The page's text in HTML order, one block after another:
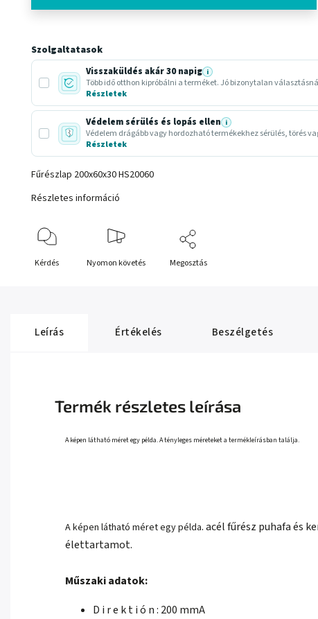
Szolgaltatasok
Visszaküldés akár 30 napig i
Több idő otthon kipróbálni a terméket. Jó bizonytalan
Részletek
Védelem sérülés és lopás ellen i
Védelem drágább vagy hordozható termékekhez sérülés, törés
Részletek
Fűrészlap 200x60x30 HS20060
Részletes információ
Kérdés Nyomon követés Megosztás
Leírás Értékelés Beszélgetés
Termék részletes leírása
A képen látható méret egy példa. A tényleges méreteket a termékleírásban találja.
A képen látható méret egy példa. acél fűrész puhafa és
élettartamot.
Műszaki adatok:
D i r e k t i ó n : 200 mmA